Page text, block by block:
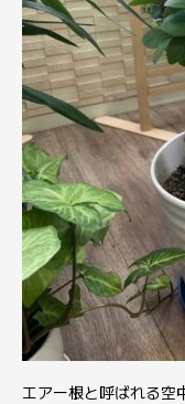
エアー根と呼ばれる空